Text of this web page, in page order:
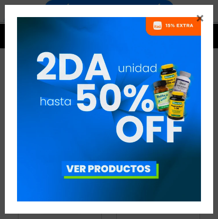

PROTEÍNAS DE SUERO
PROTEÍNAS DE SUERO QUITAR FILTROS
RECOMENDADOS